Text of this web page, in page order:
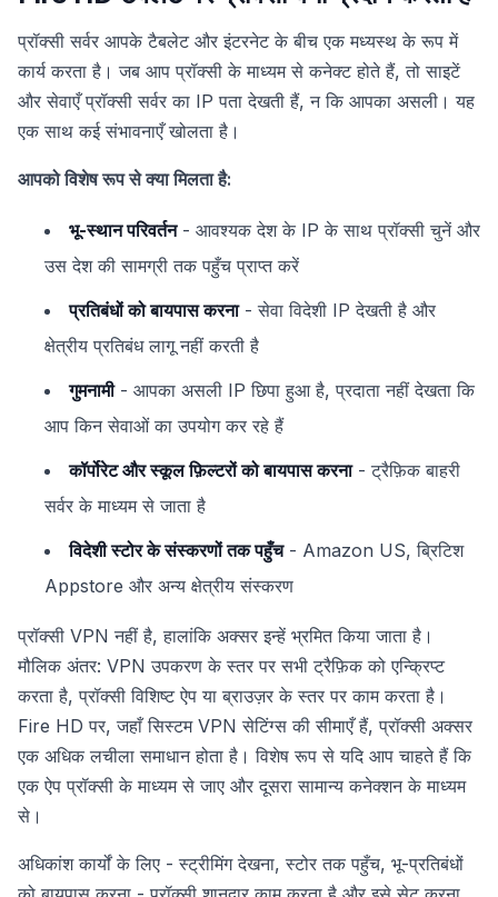
प्रॉक्सी सर्वर आपके टैबलेट और इंटरनेट के बीच एक मध्यस्थ के रूप में
कार्य करता है। जब आप प्रॉक्सी के माध्यम से कनेक्ट होते हैं, तो साइटें
और सेवाएँ प्रॉक्सी सर्वर का IP पता देखती हैं, न कि आपका असली। यह
एक साथ कई संभावनाएँ खोलता है।
आपको विशेष रूप से क्या मिलता है:
भू-स्थान परिवर्तन- आवश्यक देश के IP के साथ प्रॉक्सी चुनें और
उस देश की सामग्री तक पहुँच प्राप्त करें
प्रतिबंधों को बायपास करना- सेवा विदेशी IP देखती है और
क्षेत्रीय प्रतिबंध लागू नहीं करती है
गुमनामी- आपका असली IP छिपा हुआ है, प्रदाता नहीं देखता कि
आप किन सेवाओं का उपयोग कर रहे हैं
कॉर्पोरेट और स्कूल फ़िल्टरों को बायपास करना- ट्रैफ़िक बाहरी
सर्वर के माध्यम से जाता है
विदेशी स्टोर के संस्करणों तक पहुँच- Amazon US, ब्रिटिश
Appstore और अन्य क्षेत्रीय संस्करण
प्रॉक्सी VPN नहीं है, हालांकि अक्सर इन्हें भ्रमित किया जाता है।
मौलिक अंतर: VPN उपकरण के स्तर पर सभी ट्रैफ़िक को एन्क्रिप्ट
करता है, प्रॉक्सी विशिष्ट ऐप या ब्राउज़र के स्तर पर काम करता है।
Fire HD पर, जहाँ सिस्टम VPN सेटिंग्स की सीमाएँ हैं, प्रॉक्सी अक्सर
एक अधिक लचीला समाधान होता है। विशेष रूप से यदि आप चाहते हैं कि
एक ऐप प्रॉक्सी के माध्यम से जाए और दूसरा सामान्य कनेक्शन के माध्यम
से।
अधिकांश कार्यों के लिए - स्ट्रीमिंग देखना, स्टोर तक पहुँच, भू-प्रतिबंधों